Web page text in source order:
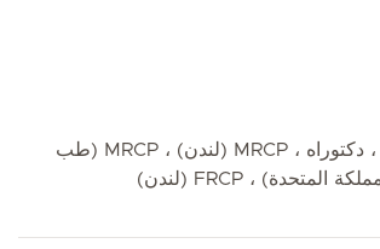
دكتوراه في الطب ، دكتوراه ، MRCP (لندن) ، MRCP (طب